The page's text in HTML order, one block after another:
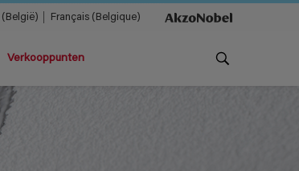
(België) Français (Belgique)
Verkooppunten